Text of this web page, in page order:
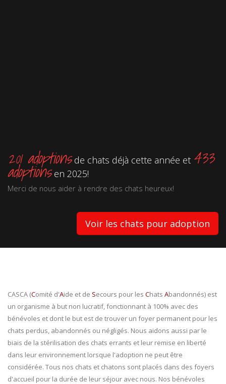
201 adoptionsde chats déjà cette année et 433
adoptionsen 2025!
Merci de nous aider à rendre des chats heureux!
Voir les chats pour adoption
CASCA (Comité d'Aide et de Secours pour les Chats Abandonnés) est
un organisme à but non lucratif, fonctionnant à 100% avec des
bénévoles et dont le but est de trouver un foyer permanent pour les
chats perdus, abandonnés ou négligés. Nous aidons aussi par le
biais de la stérilisation des chats errants et leur remise en liberté
dans leur environnement lorsque l'adoption ne peut être
considérée. Tous nos chats et chatons sont placés dans des foyers
d'accueil pour la durée de leur séjour avec nous. Nos bénévoles